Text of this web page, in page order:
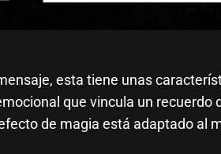
esta tiene unas
que vincula un
de magia está adaptado al